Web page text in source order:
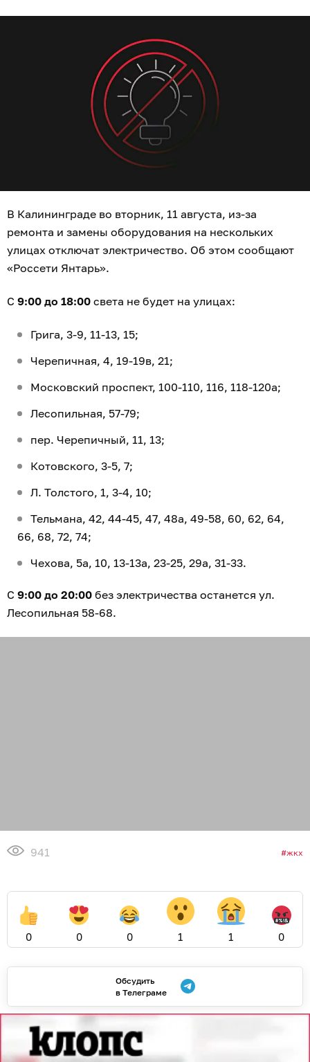
В Калининграде во вторник, 11 августа, из-за
ремонта и замены оборудования на нескольких
улицах отключат электричество. Об этом сообщают
«Россети Янтарь».
С 9:00 до 18:00 света не будет на улицах:
Грига, 3-9, 11-13, 15;
Черепичная, 4, 19-19в, 21;
Московский проспект, 100-110, 116, 118-120а;
Лесопильная, 57-79;
пер. Черепичный, 11, 13;
Котовского, 3-5, 7;
Л. Толстого, 1, 3-4, 10;
Тельмана, 42, 44-45, 47, 48а, 49-58, 60, 62, 64,
66, 68, 72, 74;
Чехова, 5а, 10, 13-13а, 23-25, 29а, 31-33.
С 9:00 до 20:00 без электричества останется ул.
Лесопильная 58-68.
941 жкх
0 0 0 1 1 0
Обсудить
в Телеграме